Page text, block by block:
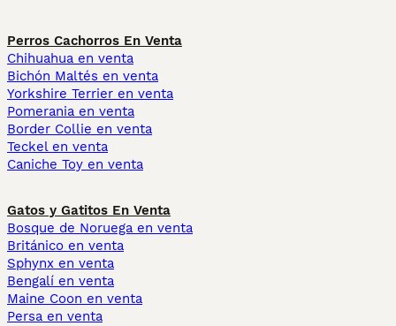
Perros Cachorros En Venta
Chihuahua en venta
Bichón Maltés en venta
Yorkshire Terrier en venta
Pomerania en venta
Border Collie en venta
Teckel en venta
Caniche Toy en venta
Gatos y Gatitos En Venta
Bosque de Noruega en venta
Británico en venta
Sphynx en venta
Bengalí en venta
Maine Coon en venta
Persa en venta